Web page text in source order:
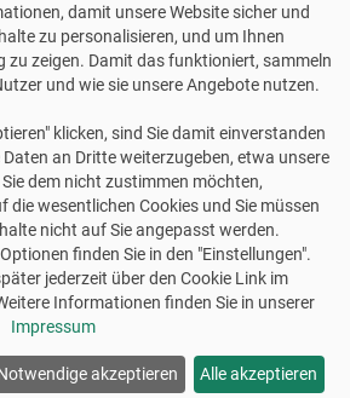
Zahlung über Paypal
Gewährleistung
und das Layout sind urheberrechtlich
nicht ohne ausdrückliche, schriftliche
weiterverwendet werden.
- Prüfplaketten - mit Jahreszahl | Avery
Fachshop
damit unsere Website sicher und
zu personalisieren, und um Ihnen
zu zeigen. Damit das funktioniert, sammeln
und wie sie unsere Angebote nutzen.
klicken, sind Sie damit einverstanden
an Dritte weiterzugeben, etwa unsere
dem nicht zustimmen möchten,
die wesentlichen Cookies und Sie müssen
nicht auf Sie angepasst werden.
finden Sie in den "Einstellungen".
jederzeit über den Cookie Link im
Informationen finden Sie in unserer
Impressum
akzeptieren Alle akzeptieren